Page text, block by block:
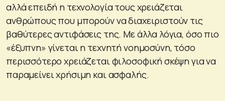
αλλά επειδή η τεχνολογία τους χρειάζεται
ανθρώπους που μπορούν να διαχειριστούν τις
βαθύτερες αντιφάσεις της. Με άλλα λόγια, όσο πιο
«έξυπνη» γίνεται η τεχνητή νοημοσύνη, τόσο
περισσότερο χρειάζεται φιλοσοφική σκέψη για να
παραμείνει χρήσιμη και ασφαλής.